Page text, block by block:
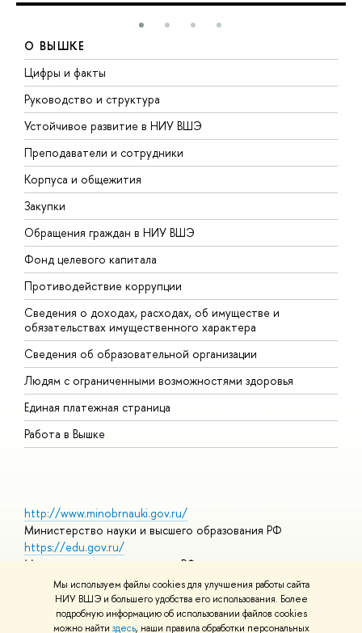
Мы используем файлы cookies для улучшения работы сайта
НИУ ВШЭ и большего удобства его использования. Более
подробную информацию об использовании файлов cookies
можно найти здесь, наши правила обработки персональных
О ВЫШКЕ
Цифры и факты
Руководство и структура
Устойчивое развитие в НИУ ВШЭ
Преподаватели и сотрудники
Корпуса и общежития
Закупки
Обращения граждан в НИУ ВШЭ
Фонд целевого капитала
Противодействие коррупции
Сведения о доходах, расходах, об имуществе и
обязательствах имущественного характера
Сведения об образовательной организации
Людям с ограниченными возможностями здоровья
Единая платежная страница
Работа в Вышке
http://www.minobrnauki.gov.ru/
Министерство науки и высшего образования РФ
https://edu.gov.ru/
Министерство просвещения РФ
https://elearning.hse.ru/mooc
Массовые открытые онлайн-курсы